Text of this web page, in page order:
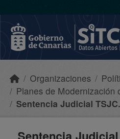
Organizaciones
Planes de Modernización
Sentencia Judicial